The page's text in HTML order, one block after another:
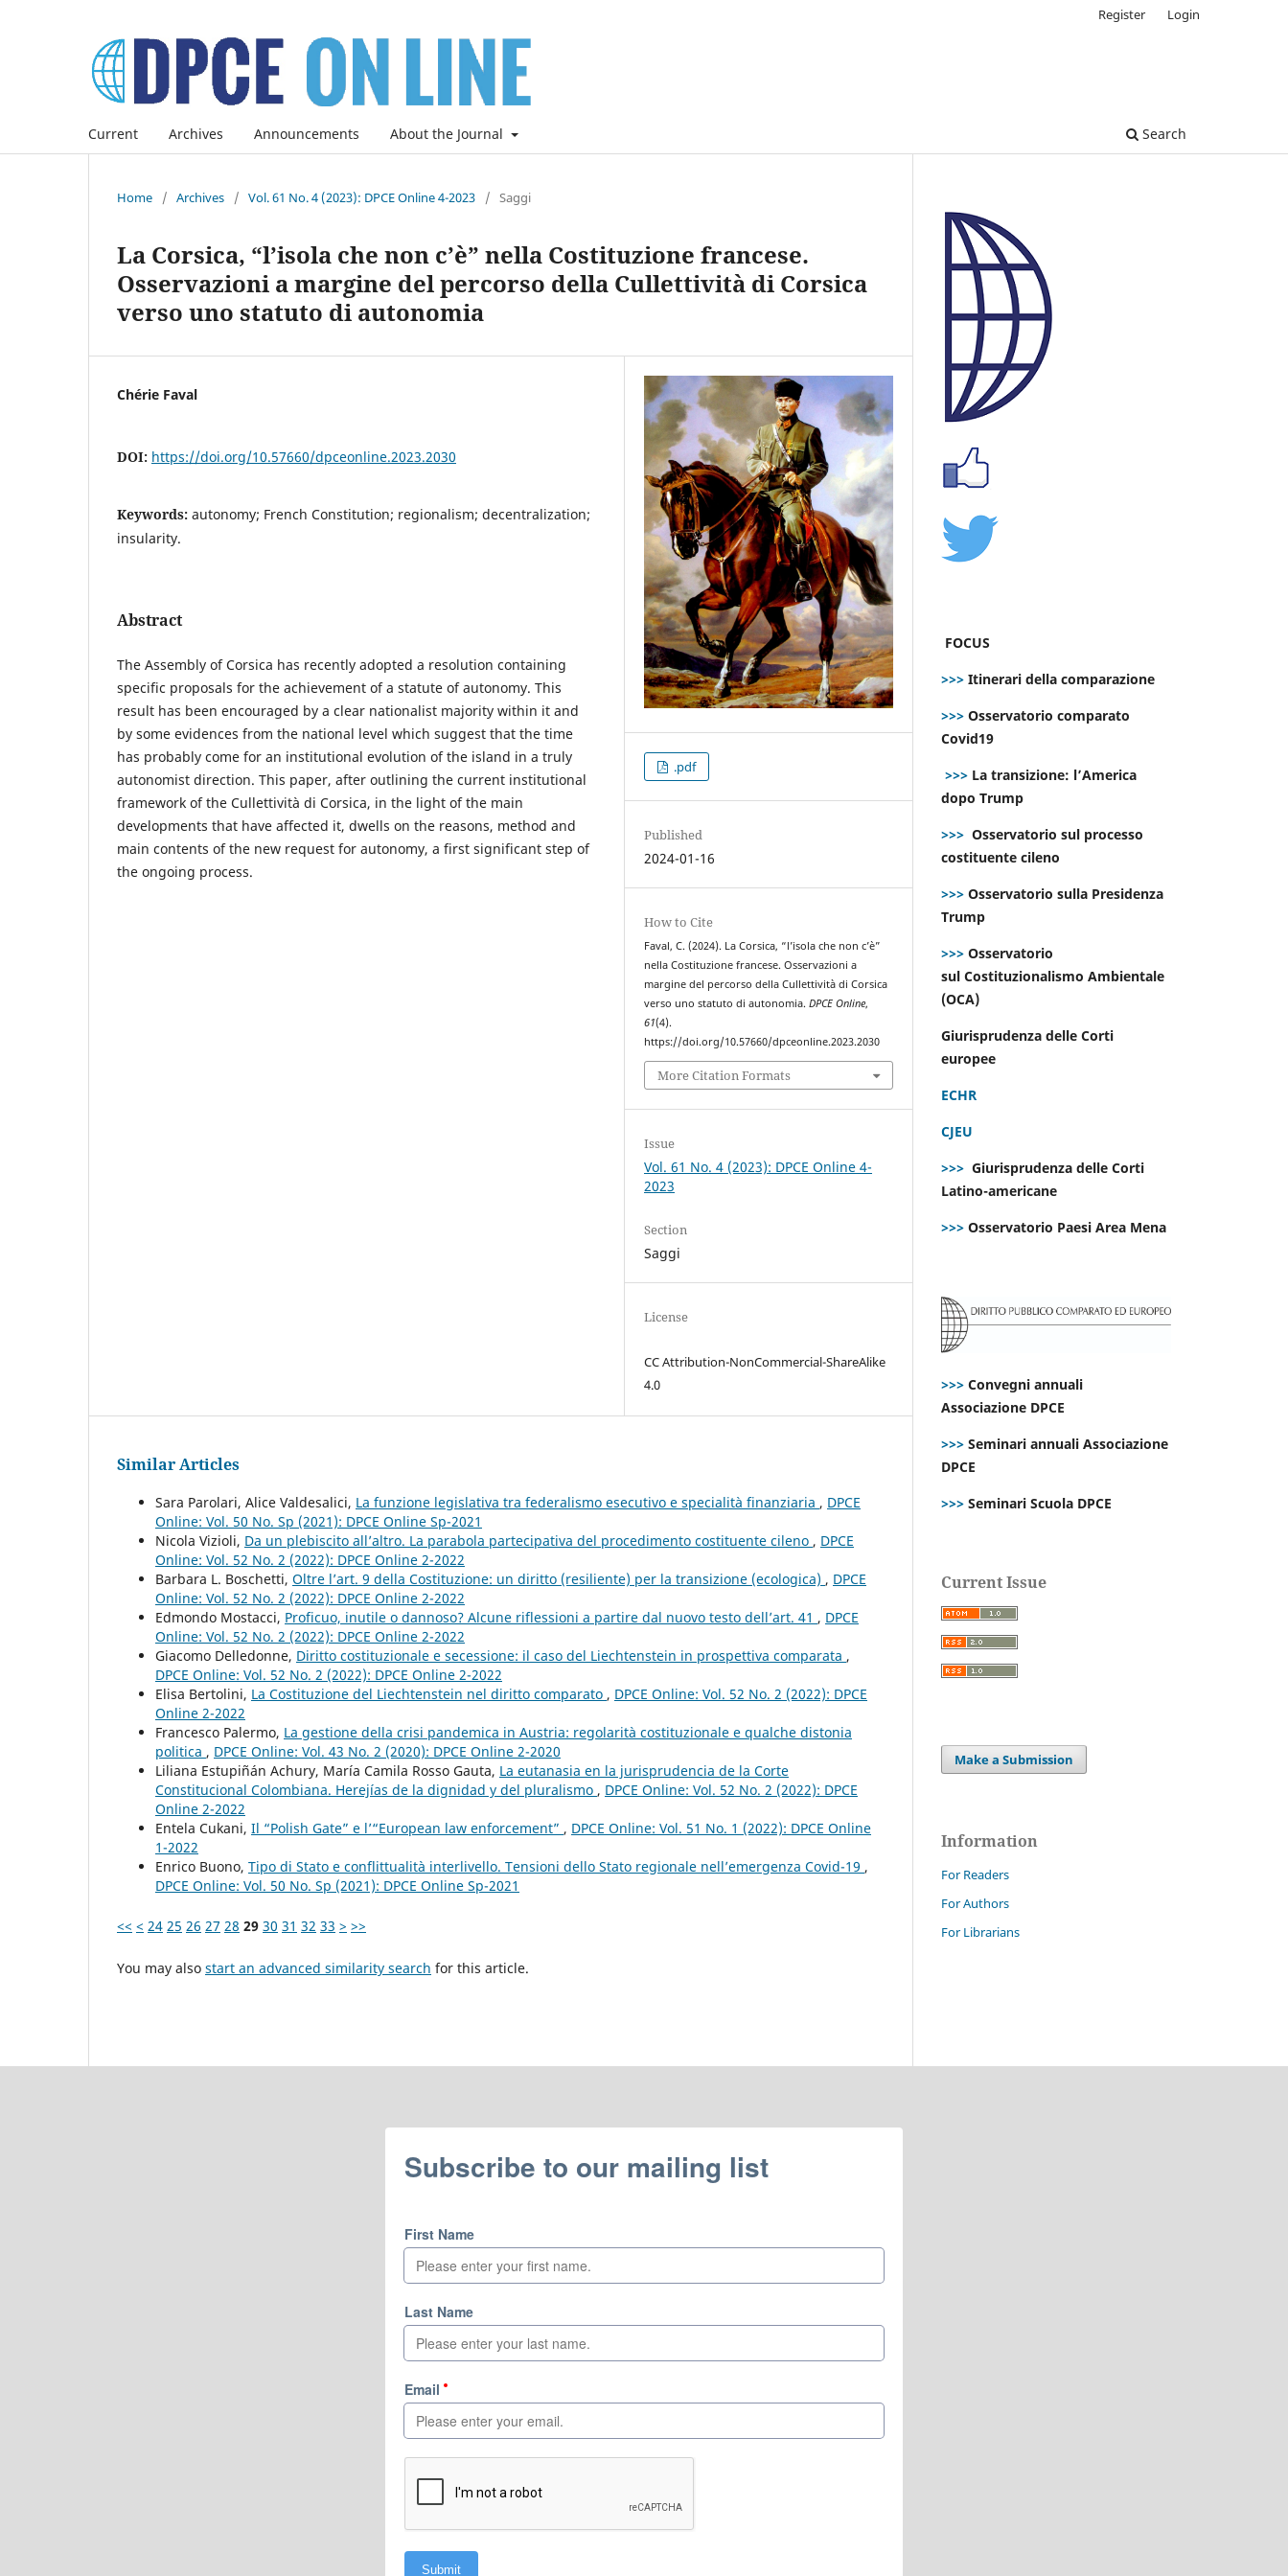
Current Archives Announcements About the Journal Search
Register Login
Home / Archives / Vol. 61 No. 4 (2023): DPCE Online 4-2023 / Saggi
La Corsica, “l’isola che non c’è” nella Costituzione francese.
Osservazioni a margine del percorso della Cullettività di Corsica
verso uno statuto di autonomia
Chérie Faval
DOI: https://doi.org/10.57660/dpceonline.2023.2030
Keywords: autonomy; French Constitution; regionalism; decentralization;
insularity.
Abstract
The Assembly of Corsica has recently adopted a resolution containing
specific proposals for the achievement of a statute of autonomy. This
result has been encouraged by a clear nationalist majority within it and
by some evidences from the national level which suggest that the time
has probably come for an institutional evolution of the island in a truly
autonomist direction. This paper, after outlining the current institutional
framework of the Cullettività di Corsica, in the light of the main
developments that have affected it, dwells on the reasons, method and
main contents of the new request for autonomy, a first significant step of
the ongoing process.
.pdf
Published
2024-01-16
How to Cite
Faval, C. (2024). La Corsica, “l’isola che non c’è”
nella Costituzione francese. Osservazioni a
margine del percorso della Cullettività di Corsica
verso uno statuto di autonomia.DPCE Online,
61(4).
https://doi.org/10.57660/dpceonline.2023.2030
More Citation Formats
Issue
Vol. 61 No. 4 (2023): DPCE Online 4-
2023
Section
Saggi
License
CC Attribution-NonCommercial-ShareAlike
4.0
Similar Articles
Sara Parolari, Alice Valdesalici, La funzione legislativa tra federalismo esecutivo e specialità finanziaria , DPCE
Online: Vol. 50 No. Sp (2021): DPCE Online Sp-2021
Nicola Vizioli, Da un plebiscito all’altro. La parabola partecipativa del procedimento costituente cileno , DPCE
Online: Vol. 52 No. 2 (2022): DPCE Online 2-2022
Barbara L. Boschetti, Oltre l’art. 9 della Costituzione: un diritto (resiliente) per la transizione (ecologica) , DPCE
Online: Vol. 52 No. 2 (2022): DPCE Online 2-2022
Edmondo Mostacci, Proficuo, inutile o dannoso? Alcune riflessioni a partire dal nuovo testo dell’art. 41 , DPCE
Online: Vol. 52 No. 2 (2022): DPCE Online 2-2022
Giacomo Delledonne, Diritto costituzionale e secessione: il caso del Liechtenstein in prospettiva comparata ,
DPCE Online: Vol. 52 No. 2 (2022): DPCE Online 2-2022
Elisa Bertolini, La Costituzione del Liechtenstein nel diritto comparato , DPCE Online: Vol. 52 No. 2 (2022): DPCE
Online 2-2022
Francesco Palermo, La gestione della crisi pandemica in Austria: regolarità costituzionale e qualche distonia
politica , DPCE Online: Vol. 43 No. 2 (2020): DPCE Online 2-2020
Liliana Estupiñán Achury, María Camila Rosso Gauta, La eutanasia en la jurisprudencia de la Corte
Constitucional Colombiana. Herejías de la dignidad y del pluralismo , DPCE Online: Vol. 52 No. 2 (2022): DPCE
Online 2-2022
Entela Cukani, Il “Polish Gate” e l’“European law enforcement” , DPCE Online: Vol. 51 No. 1 (2022): DPCE Online
1-2022
Enrico Buono, Tipo di Stato e conflittualità interlivello. Tensioni dello Stato regionale nell’emergenza Covid-19 ,
DPCE Online: Vol. 50 No. Sp (2021): DPCE Online Sp-2021
<< < 24 25 26 27 28 29 30 31 32 33 > >>
You may also start an advanced similarity search for this article.
FOCUS
>>> Itinerari della comparazione
>>> Osservatorio comparato
Covid19
>>> La transizione: l’America
dopo Trump
>>> Osservatorio sul processo
costituente cileno
>>> Osservatorio sulla Presidenza
Trump
>>> Osservatorio
sul Costituzionalismo Ambientale
(OCA)
Giurisprudenza delle Corti
europee
ECHR
CJEU
>>> Giurisprudenza delle Corti
Latino-americane
>>> Osservatorio Paesi Area Mena
>>> Convegni annuali
Associazione DPCE
>>> Seminari annuali Associazione
DPCE
>>> Seminari Scuola DPCE
Current Issue
Make a Submission
Information
For Readers
For Authors
For Librarians